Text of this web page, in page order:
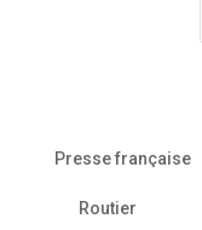
Presse française
Routier